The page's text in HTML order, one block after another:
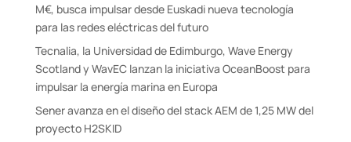
M€, busca impulsar desde Euskadi nueva tecnología
para las redes eléctricas del futuro
Tecnalia, la Universidad de Edimburgo, Wave Energy
Scotland y WavEC lanzan la iniciativa OceanBoost para
impulsar la energía marina en Europa
Sener avanza en el diseño del stack AEM de 1,25 MW del
proyecto H2SKID